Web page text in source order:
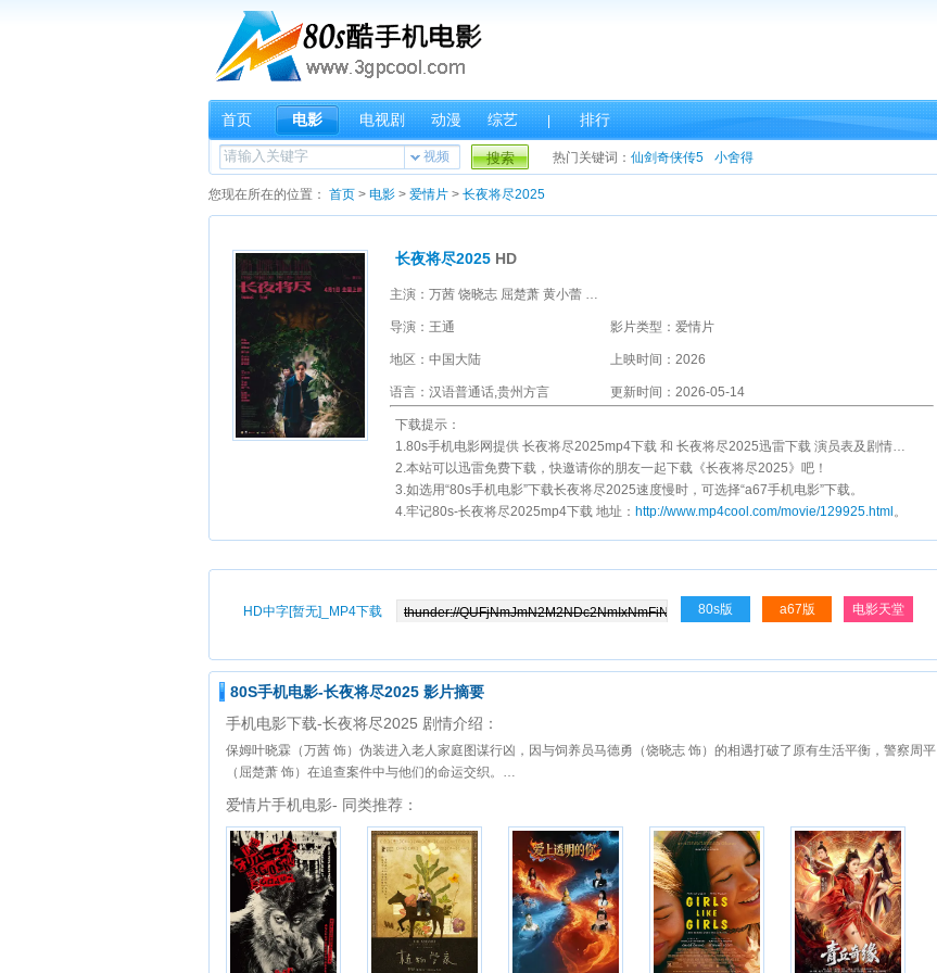
首页 电影 电视剧 动漫 综艺 排行
视频 搜索 热门关键词： 仙剑奇侠传5 小舍得
您现在所在的位置： 首页 > 电影 > 爱情片 > 长夜将尽2025
长夜将尽2025 HD
主演：万茜 饶晓志 屈楚萧 黄小蕾 赵梓冲 孙庆昌 国义骞 欧剑宇 廖拟 赵成顺 任杰 钟远林 邓钢 刘军 徐千千 麻明
导演：王通 影片类型：爱情片
地区：中国大陆 上映时间：2026
语言：汉语普通话,贵州方言 更新时间：2026-05-14
下载提示：
1.80s手机电影网提供 长夜将尽2025mp4下载 和 长夜将尽2025迅雷下载 演员表及剧情介绍。
2.本站可以迅雷免费下载，快邀请你的朋友一起下载《长夜将尽2025》吧！
3.如选用“80s手机电影”下载长夜将尽2025速度慢时，可选择“a67手机电影”下载。
4.牢记80s-长夜将尽2025mp4下载 地址： http://www.mp4cool.com/movie/129925.html 。
HD中字[暂无]_MP4下载 80s版 a67版 电影天堂
80S手机电影-长夜将尽2025 影片摘要
手机电影下载-长夜将尽2025 剧情介绍：
保姆叶晓霖（万茜 饰）伪装进入老人家庭图谋行凶，因与饲养员马德勇（饶晓志 饰）的相遇打破了原有生活平衡，警察周平
（屈楚萧 饰）在追查案件中与他们的命运交织。…
爱情片手机电影- 同类推荐：